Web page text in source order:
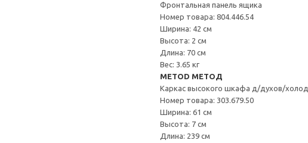
Фронтальная панель ящика
Номер товара: 804.446.54
Ширина: 42 см
Высота: 2 см
Длина: 70 см
Вес: 3.65 кг
METOD МЕТОД
Каркас высокого шкафа д/духов/холод
Номер товара: 303.679.50
Ширина: 61 см
Высота: 7 см
Длина: 239 см